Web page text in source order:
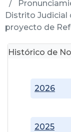
Distrito Judicial
proyecto de
Histórico de
2025
2026